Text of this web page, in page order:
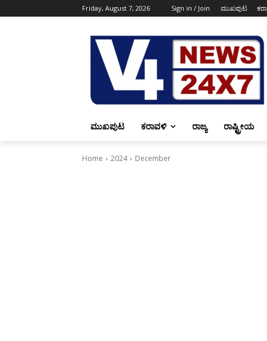
Friday, August 7, 2026 Sign in / Join ಮುಖಪುಟ
ಮುಖಪುಟ ಕರಾವಳಿ ರಾಜ್ಯ ರಾಷ್ಟ್ರೀಯ
Home 2024 December